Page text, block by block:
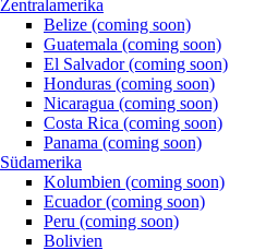
Zentralamerika
Belize (coming soon)
Guatemala (coming soon)
El Salvador (coming soon)
Honduras (coming soon)
Nicaragua (coming soon)
Costa Rica (coming soon)
Panama (coming soon)
Südamerika
Kolumbien (coming soon)
Ecuador (coming soon)
Peru (coming soon)
Bolivien